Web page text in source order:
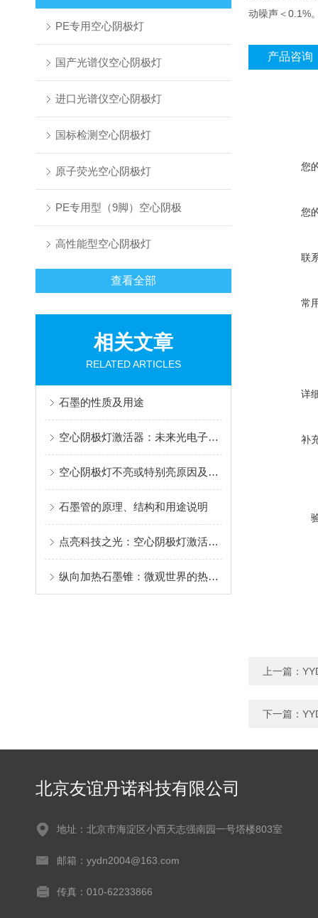
PE专用空心阴极灯
国产光谱仪空心阴极灯
进口光谱仪空心阴极灯
国标检测空心阴极灯
原子荧光空心阴极灯
PE专用型（9脚）空心阴极
高性能型空心阴极灯
查看全部
相关文章
RELATED ARTICLES
石墨的性质及用途
空心阴极灯激活器：未来光电子学领域的新宠
空心阴极灯不亮或特别亮原因及解决方法
石墨管的原理、结构和用途说明
点亮科技之光：空心阴极灯激活器的幕后英雄
纵向加热石墨锥：微观世界的热力学奇观
动噪声＜0.1%
产品咨询
您
您
联
常
详
补
上一篇：
下一篇：
北京友谊丹诺科技有限公司
地址：北京市海淀区小西天志强南园一号塔楼803室
邮箱：yydn2004@163.com
传真：010-62233866